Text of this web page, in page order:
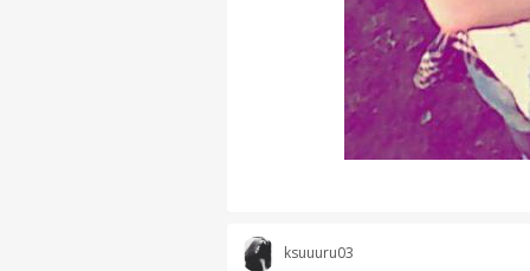
ksuuuru03